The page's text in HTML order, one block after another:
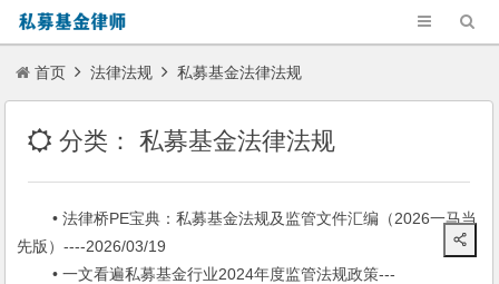
首页 法律法规 私募基金法律法规
分类：私募基金法律法规
• 法律桥PE宝典：私募基金法规及监管文件汇编（2026一马当
先版）----2026/03/19
• 一文看遍私募基金行业2024年度监管法规政策---